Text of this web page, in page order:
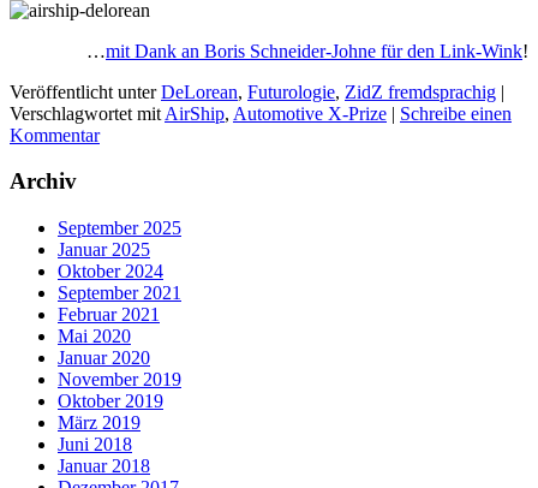
…mit Dank an Boris Schneider-Johne für den Link-Wink!
Veröffentlicht unter DeLorean, Futurologie, ZidZ fremdsprachig |
Verschlagwortet mit AirShip, Automotive X-Prize | Schreibe einen
Kommentar
Archiv
September 2025
Januar 2025
Oktober 2024
September 2021
Februar 2021
Mai 2020
Januar 2020
November 2019
Oktober 2019
März 2019
Juni 2018
Januar 2018